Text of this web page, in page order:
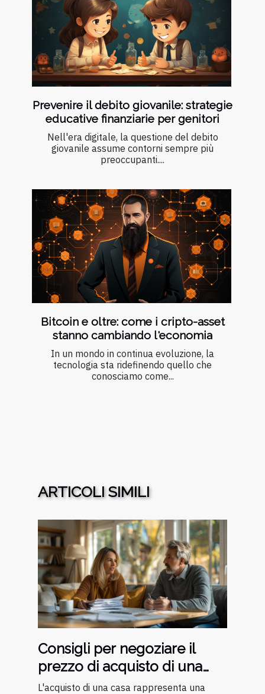
Prevenire il debito giovanile: strategie
educative finanziarie per genitori
Nell'era digitale, la questione del debito
giovanile assume contorni sempre più
preoccupanti....
Bitcoin e oltre: come i cripto-asset
stanno cambiando l'economia
In un mondo in continua evoluzione, la
tecnologia sta ridefinendo quello che
conosciamo come...
ARTICOLI SIMILI
Consigli per negoziare il
prezzo di acquisto di una
casa
L'acquisto di una casa rappresenta una